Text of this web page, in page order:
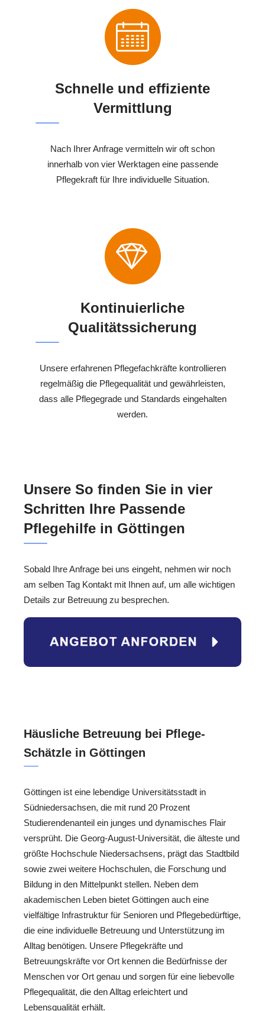
Schnelle und effiziente
Vermittlung
Nach Ihrer Anfrage vermitteln wir oft schon
innerhalb von vier Werktagen eine passende
Pflegekraft für Ihre individuelle Situation.
Kontinuierliche
Qualitätssicherung
Unsere erfahrenen Pflegefachkräfte kontrollieren
regelmäßig die Pflegequalität und gewährleisten,
dass alle Pflegegrade und Standards eingehalten
werden.
Unsere So finden Sie in vier
Schritten Ihre Passende
Pflegehilfe in Göttingen
Sobald Ihre Anfrage bei uns eingeht, nehmen wir noch
am selben Tag Kontakt mit Ihnen auf, um alle wichtigen
Details zur Betreuung zu besprechen.
Häusliche Betreuung bei Pflege-
Schätzle in Göttingen
Göttingen ist eine lebendige Universitätsstadt in
Südniedersachsen, die mit rund 20 Prozent
Studierendenanteil ein junges und dynamisches Flair
versprüht. Die Georg-August-Universität, die älteste und
größte Hochschule Niedersachsens, prägt das Stadtbild
sowie zwei weitere Hochschulen, die Forschung und
Bildung in den Mittelpunkt stellen. Neben dem
akademischen Leben bietet Göttingen auch eine
vielfältige Infrastruktur für Senioren und Pflegebedürftige,
die eine individuelle Betreuung und Unterstützung im
Alltag benötigen. Unsere Pflegekräfte und
Betreuungskräfte vor Ort kennen die Bedürfnisse der
Menschen vor Ort genau und sorgen für eine liebevolle
Pflegequalität, die den Alltag erleichtert und
Lebensqualität erhält.